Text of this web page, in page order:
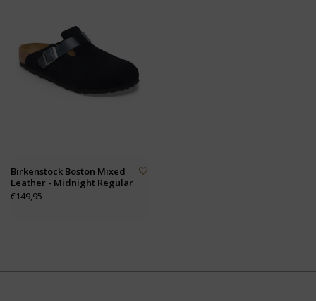
Birkenstock Boston Mixed
Leather - Midnight Regular
€149,95